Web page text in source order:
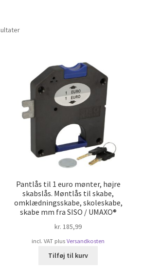
Sorteret
Pantlås til 1 euro mønter, højre
skabslås. Møntlås til skabe,
omklædningsskabe, skoleskabe,
skabe mm fra SISO / UMAXO®
kr. 185,99
incl. VAT plusVersandkosten
Tilføj til kurv